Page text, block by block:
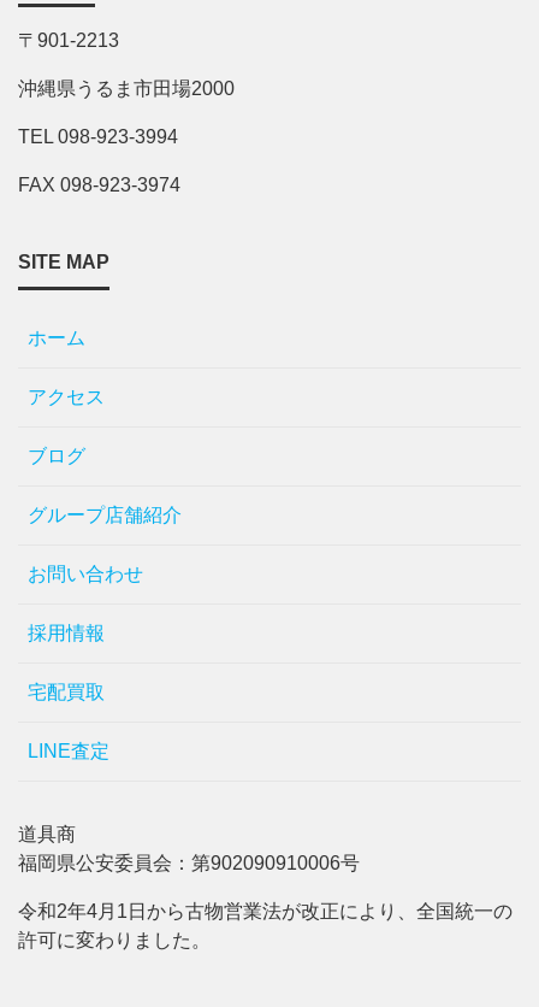
〒901-2213
沖縄県うるま市田場2000
TEL 098-923-3994
FAX 098-923-3974
SITE MAP
ホーム
アクセス
ブログ
グループ店舗紹介
お問い合わせ
採用情報
宅配買取
LINE査定
道具商
福岡県公安委員会：第902090910006号
令和2年4月1日から古物営業法が改正により、全国統一の
許可に変わりました。